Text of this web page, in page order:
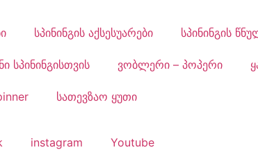
სპინინგის აქსესუარები სპინინგის
სპინინგისთვის ვობლერი – პოპერი
სათევზაო ყუთი
instagram Youtube